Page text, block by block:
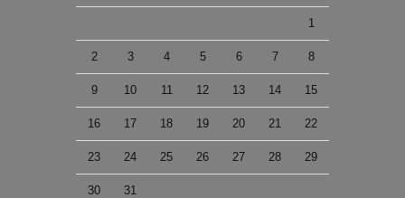
1
2 3 4 5 6 7 8
9 10 11 12 13 14 15
16 17 18 19 20 21 22
23 24 25 26 27 28 29
30 31